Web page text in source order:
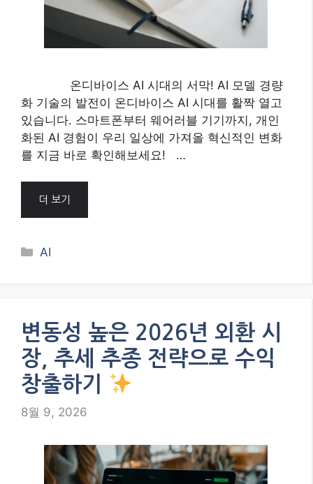
온디바이스 AI 시대의 서막! AI 모델 경량
화 기술의 발전이 온디바이스 AI 시대를 활짝 열고
있습니다. 스마트폰부터 웨어러블 기기까지, 개인
화된 AI 경험이 우리 일상에 가져올 혁신적인 변화
를 지금 바로 확인해보세요! …
더 보기
Categories
AI
변동성 높은 2026년 외환 시
장, 추세 추종 전략으로 수익
창출하기
8월 9, 2026